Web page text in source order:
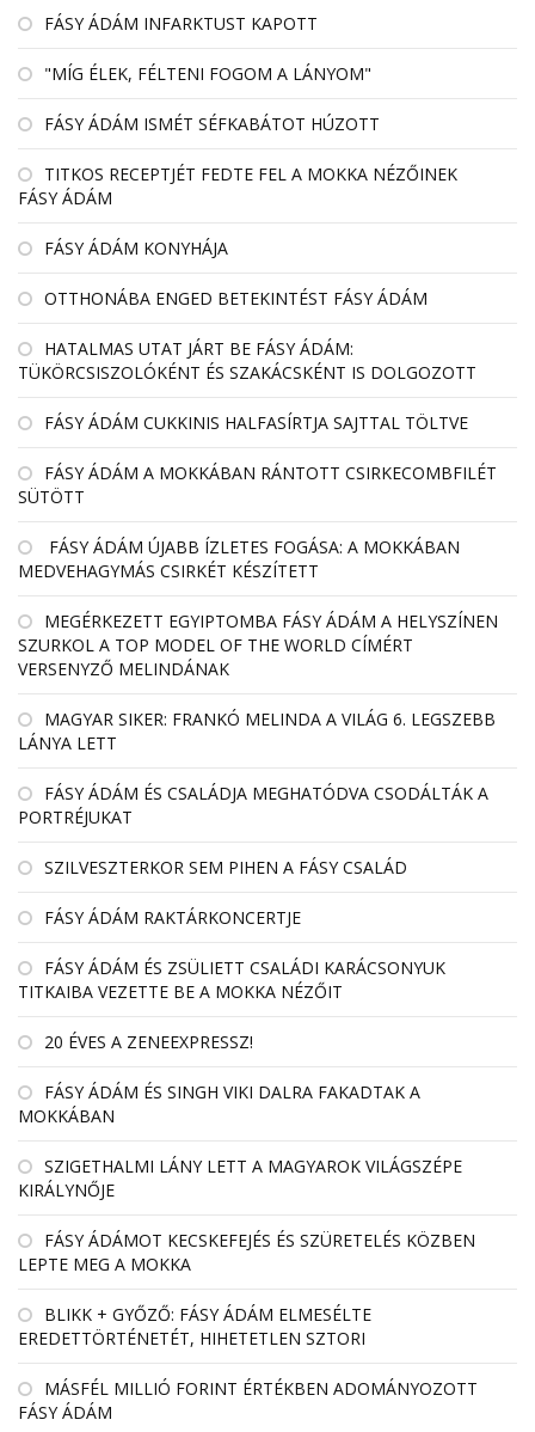
FÁSY ÁDÁM INFARKTUST KAPOTT
"MÍG ÉLEK, FÉLTENI FOGOM A LÁNYOM"
FÁSY ÁDÁM ISMÉT SÉFKABÁTOT HÚZOTT
TITKOS RECEPTJÉT FEDTE FEL A MOKKA NÉZŐINEK
FÁSY ÁDÁM
FÁSY ÁDÁM KONYHÁJA
OTTHONÁBA ENGED BETEKINTÉST FÁSY ÁDÁM
HATALMAS UTAT JÁRT BE FÁSY ÁDÁM:
TÜKÖRCSISZOLÓKÉNT ÉS SZAKÁCSKÉNT IS DOLGOZOTT
FÁSY ÁDÁM CUKKINIS HALFASÍRTJA SAJTTAL TÖLTVE
FÁSY ÁDÁM A MOKKÁBAN RÁNTOTT CSIRKECOMBFILÉT
SÜTÖTT
FÁSY ÁDÁM ÚJABB ÍZLETES FOGÁSA: A MOKKÁBAN
MEDVEHAGYMÁS CSIRKÉT KÉSZÍTETT
MEGÉRKEZETT EGYIPTOMBA FÁSY ÁDÁM A HELYSZÍNEN
SZURKOL A TOP MODEL OF THE WORLD CÍMÉRT
VERSENYZŐ MELINDÁNAK
MAGYAR SIKER: FRANKÓ MELINDA A VILÁG 6. LEGSZEBB
LÁNYA LETT
FÁSY ÁDÁM ÉS CSALÁDJA MEGHATÓDVA CSODÁLTÁK A
PORTRÉJUKAT
SZILVESZTERKOR SEM PIHEN A FÁSY CSALÁD
FÁSY ÁDÁM RAKTÁRKONCERTJE
FÁSY ÁDÁM ÉS ZSÜLIETT CSALÁDI KARÁCSONYUK
TITKAIBA VEZETTE BE A MOKKA NÉZŐIT
20 ÉVES A ZENEEXPRESSZ!
FÁSY ÁDÁM ÉS SINGH VIKI DALRA FAKADTAK A
MOKKÁBAN
SZIGETHALMI LÁNY LETT A MAGYAROK VILÁGSZÉPE
KIRÁLYNŐJE
FÁSY ÁDÁMOT KECSKEFEJÉS ÉS SZÜRETELÉS KÖZBEN
LEPTE MEG A MOKKA
BLIKK + GYŐZŐ: FÁSY ÁDÁM ELMESÉLTE
EREDETTÖRTÉNETÉT, HIHETETLEN SZTORI
MÁSFÉL MILLIÓ FORINT ÉRTÉKBEN ADOMÁNYOZOTT
FÁSY ÁDÁM